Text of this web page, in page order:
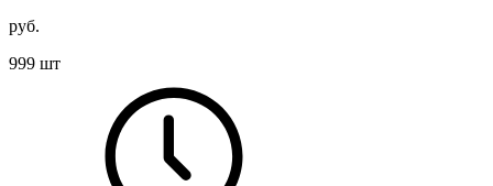
руб.
999 шт